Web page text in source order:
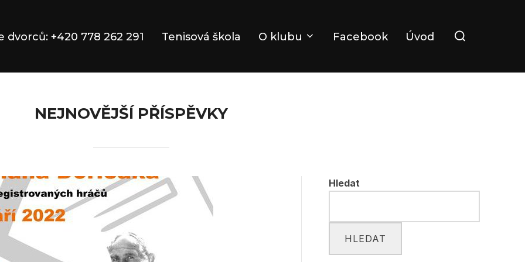
dvorců: +420 778 262 291 Tenisová škola O klubu Facebook Úvod
for:
NEJNOVĚJŠÍ PŘÍSPĚVKY
Hledat
HLEDAT